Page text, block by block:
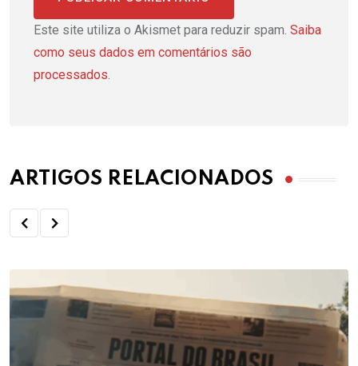
Este site utiliza o Akismet para reduzir spam. Saiba
como seus dados em comentários são
processados.
ARTIGOS RELACIONADOS